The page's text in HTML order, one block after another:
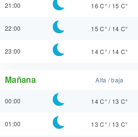
21:00 16 C° / 15 C°
22:00 15 C° / 14 C°
23:00 14 C° / 14 C°
Mañana Alta / baja
00:00 14 C° / 13 C°
01:00 13 C° / 13 C°